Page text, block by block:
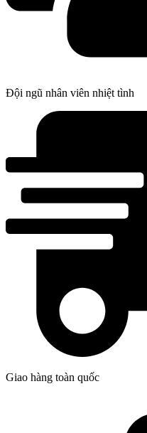
Đội ngũ nhân viên nhiệt tình
Giao hàng toàn quốc